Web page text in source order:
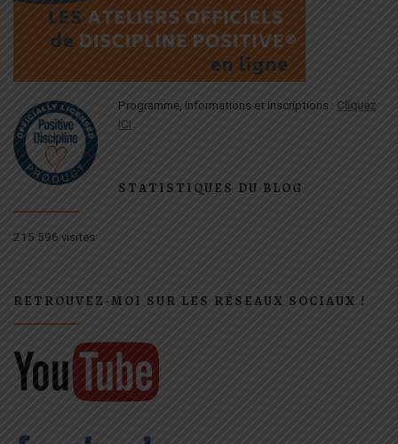
Programme, informations et inscriptions : Cliquez
ICI
STATISTIQUES DU BLOG
215 596 visites
RETROUVEZ-MOI SUR LES RÉSEAUX SOCIAUX !